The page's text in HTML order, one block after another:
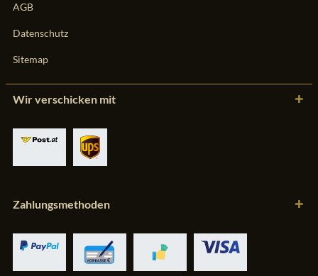
AGB
Datenschutz
Sitemap
Wir verschicken mit
Zahlungsmethoden